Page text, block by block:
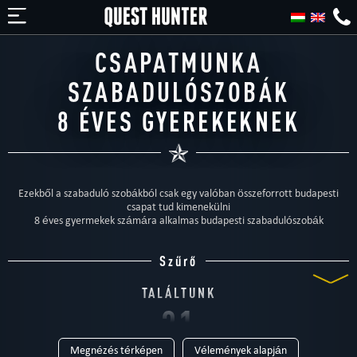
CSAPATMUNKA
SZABADULÓSZOBÁK
8 ÉVES GYEREKEKNEK
Ezekből a szabaduló szobákból csak egy valóban összeforrott budapesti
csapat tud kimenekülni
8 éves gyermekek számára alkalmas budapesti szabadulószobák
Szűrő
TALÁLTUNK
31
Megnézés térképen Vélemények alapján